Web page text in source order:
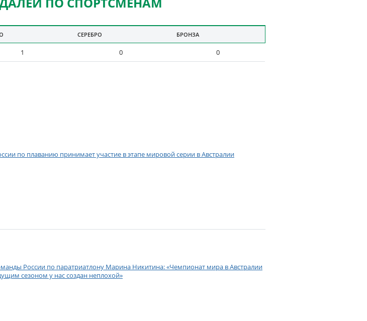
СЕРЕБРО БРОНЗА
1 0 0
по плаванию принимает участие в этапе мировой серии в Австралии
России по паратриатлону Марина Никитина: «Чемпионат мира в Австралии
сезоном у нас создан неплохой»